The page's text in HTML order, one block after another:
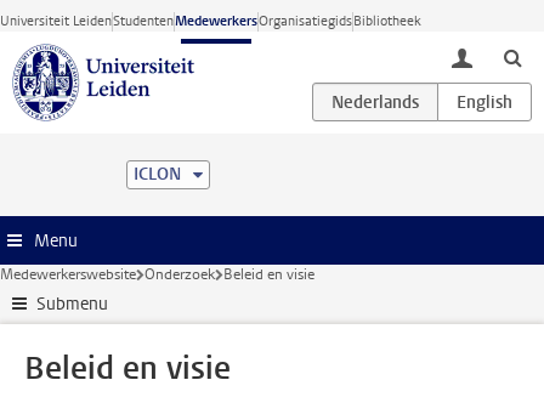
Ga direct naar de inhoud
Universiteit LeidenStudentenMedewerkersOrganisatiegidsBibliotheek
toggle
ICLON
Menu
Medewerkerswebsite Onderzoek Beleid en visie
Submenu
Beleid en visie